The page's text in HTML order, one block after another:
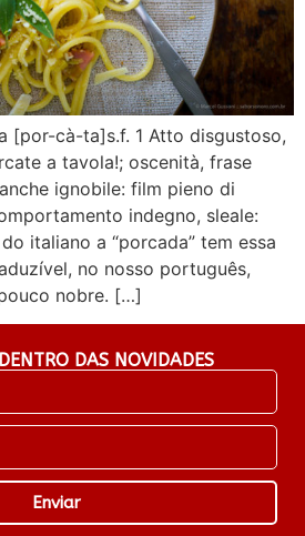
[por-cà-ta]s.f. 1 Atto disgustoso,
a tavola!; oscenità, frase
ignobile: film pieno di
indegno, sleale:
italiano a “porcada” tem essa
no nosso português,
nobre. […]
DAS NOVIDADES
Enviar